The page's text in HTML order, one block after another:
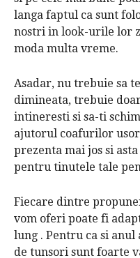
langa faptul ca sunt
nostri in look-urile lor
moda multa vreme.
Asadar, nu trebuie sa
dimineata, trebuie
intineresti si sa-ti
ajutorul coafurilor
prezenta mai jos si
pentru tinutele tale
Fiecare dintre
vom oferi poate fi
lung . Pentru ca si anul
de tunsori sunt foarte